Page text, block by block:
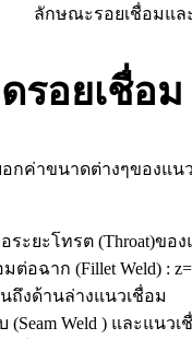
ลักษณะรอยเชื่อมแ
รอยเชื่อม
ค่าขนาดต่างๆของแน
ะยะโทรต (Throat)ขอ
ต่อฉาก (Fillet Weld) :
ถึงด้านล่างแนวเชื่อม
Weld ) และแนวเ